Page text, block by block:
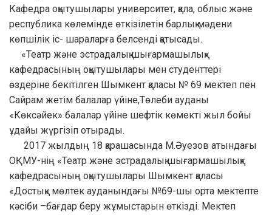
Кафедра оқытушылары университет, қала, облыс және
республика көлемінде өткізілетін барлық мәдени
көпшілік іс- шараларға белсенді қатысады.
«Театр және эстрадалық шығармашылық»
кафедрасының оқытушылары мен студенттері
өздеріне бекітілген Шымкент қаласы № 69 мектеп пен
Сайрам жетім балалар үйіне,Төлеби ауданы
«Көксәйек» балалар үйіне шефтік көмекті жыл бойы
ұдайы жүргізіп отырады.
2017 жылдың 18 қарашасында М.Әуезов атындағы
ОҚМУ-нің «Театр және эстрадалық шығармашылық»
кафедрасының оқытушылары Шымкент қаласы
«Достық» мөлтек ауданындағы №69-шы орта мектепте
кәсіби –бағдар беру жұмыстарын өткізді. Мектеп